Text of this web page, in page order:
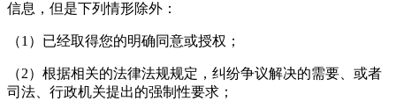
信息，但是下列情形除外：
（1）已经取得您的明确同意或授权；
（2）根据相关的法律法规规定，纠纷争议解决的需要、或者
司法、行政机关提出的强制性要求；